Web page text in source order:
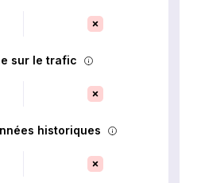
sur le trafic
historiques